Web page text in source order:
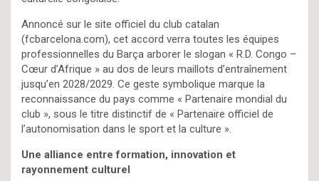
Annoncé sur le site officiel du club catalan
(fcbarcelona.com), cet accord verra toutes les équipes
professionnelles du Barça arborer le slogan « R.D. Congo –
Cœur d’Afrique » au dos de leurs maillots d’entraînement
jusqu’en 2028/2029. Ce geste symbolique marque la
reconnaissance du pays comme « Partenaire mondial du
club », sous le titre distinctif de « Partenaire officiel de
l’autonomisation dans le sport et la culture ».
Une alliance entre formation, innovation et
rayonnement culturel